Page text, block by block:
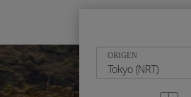
ORIGEN